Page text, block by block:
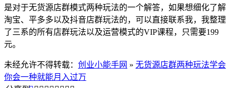
是对于无货源店群模式两种玩法的一个解答，如果想细化了解
淘宝、平多多以及抖音店群玩法的，可以直接联系我，我整理
了三系的所有店群玩法以及运营模式的VIP课程，只需要199
元。
未经允许不得转载： 创业小能手网 » 无货源店群两种玩法学会
你会一种就能月入过万